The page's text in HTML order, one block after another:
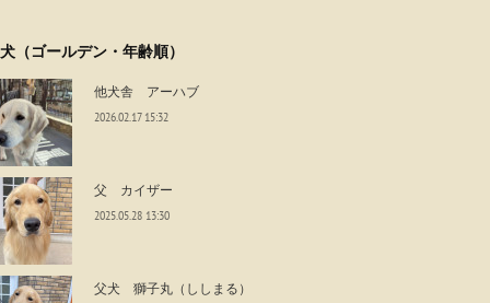
（ゴールデン・年齢順）
他犬舎 アーハブ
2026.02.17 15:32
父 カイザー
2025.05.28 13:30
父犬 獅子丸（ししまる）